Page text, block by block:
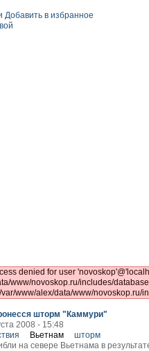
Добавить в избранное
denied for user
www/novoskop.ru/includes/
www/alex/data/www/novoskop.ru/
шторм "Каммури"
2008 - 15:48
Вьетнам
шторм
на севере Вьетнама в